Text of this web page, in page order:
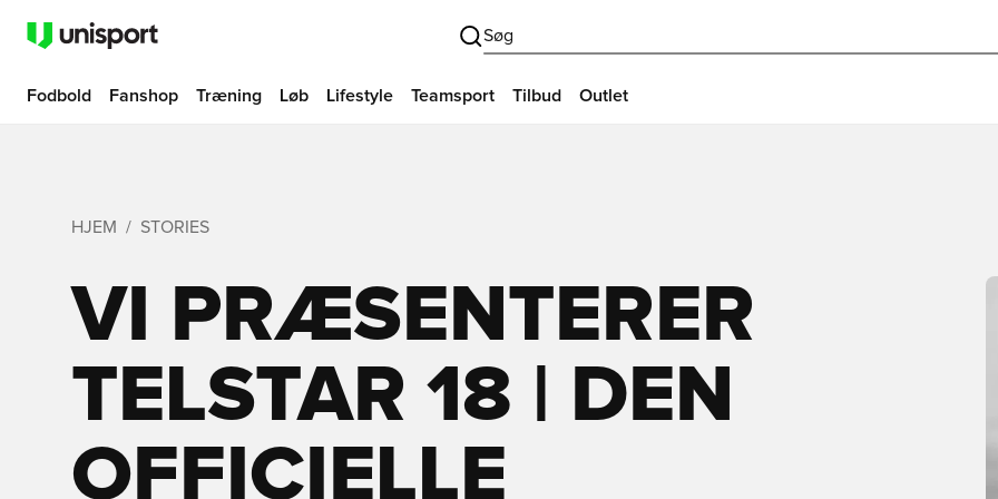
Søg
Fodbold Fanshop Træning Løb Lifestyle Teamsport Tilbud Outlet
HJEM STORIES
VI PRÆSENTERER
TELSTAR 18 | DEN
OFFICIELLE